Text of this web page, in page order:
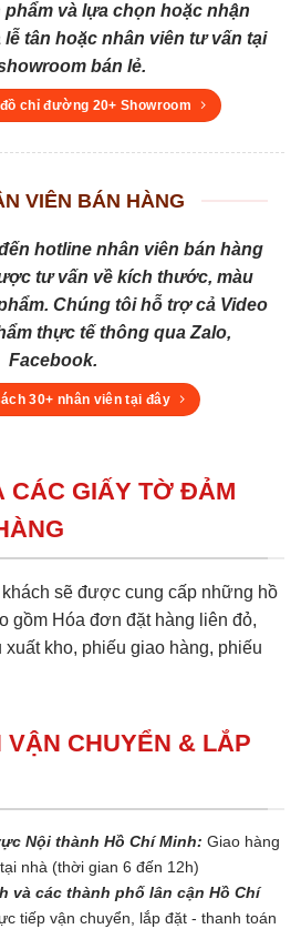
và lựa chọn hoặc nhận
tân hoặc nhân viên tư vấn tại
bán lẻ.
chỉ đường 20+ Showroom
VIÊN BÁN HÀNG
hotline nhân viên bán hàng
tư vấn về kích thước, màu
Chúng tôi hỗ trợ cả Video
thực tế thông qua Zalo,
Facebook.
30+ nhân viên tại đây
CÁC GIẤY TỜ ĐẢM
sẽ được cung cấp những hồ
gồm Hóa đơn đặt hàng liên đỏ,
kho, phiếu giao hàng, phiếu
VẬN CHUYỂN & LẮP
Nội thành Hồ Chí Minh: Giao hàng
nhà (thời gian 6 đến 12h)
và các thành phố lân cận Hồ Chí
tiếp vận chuyển, lắp đặt - thanh toán